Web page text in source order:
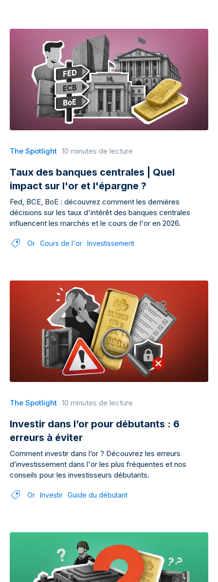
The Spotlight 10 minutes de lecture
Taux des banques centrales | Quel
impact sur l'or et l'épargne ?
Fed, BCE, BoE : découvrez comment les dernières
décisions sur les taux d'intérêt des banques centrales
influencent les marchés et le cours de l'or en 2026.
Or Cours de l'or Investissement
The Spotlight 10 minutes de lecture
Investir dans l’or pour débutants : 6
erreurs à éviter
Comment investir dans l’or ? Découvrez les erreurs
d’investissement dans l'or les plus fréquentes et nos
conseils pour les investisseurs débutants.
Or Investir Guide du débutant